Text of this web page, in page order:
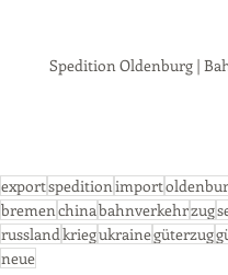
Spedition Oldenburg |
exportspeditionimport
bremenchinabahnverkehrzug
russlandkriegukrainegüterzug
neue